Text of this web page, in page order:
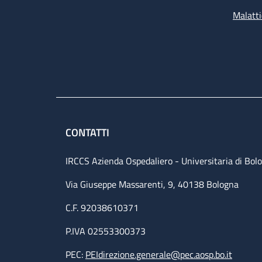
CONTATTI
IRCCS Azienda Ospedaliero - Universitaria di
Via Giuseppe Massarenti, 9, 40138 Bologna
C.F. 92038610371
P.IVA 02553300373
PEC: PEIdirezione.generale@pec.aosp.bo.it